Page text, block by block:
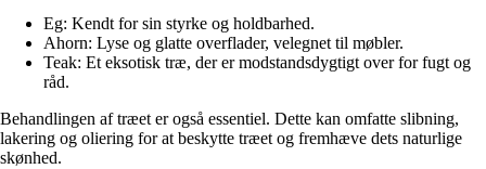
Eg: Kendt for sin styrke og holdbarhed.
Ahorn: Lyse og glatte overflader, velegnet til møbler.
Teak: Et eksotisk træ, der er modstandsdygtigt over for fugt og
råd.
Behandlingen af træet er også essentiel. Dette kan omfatte slibning,
lakering og oliering for at beskytte træet og fremhæve dets naturlige
skønhed.